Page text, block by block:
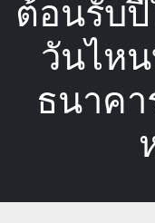
ต้อนรับ
วันไห
ธนาค